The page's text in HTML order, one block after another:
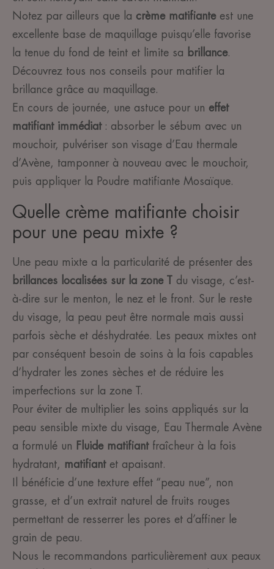
Notez par ailleurs que la crème matifianteest une
excellente base de maquillage puisqu’elle favorise
la tenue du fond de teint et limite sa brillance.
Découvrez tous nos conseils pour matifier la
brillance grâce au maquillage.
En cours de journée, une astuce pour un effet
matifiant immédiat: absorber le sébum avec un
mouchoir, pulvériser son visage d’Eau thermale
d’Avène, tamponner à nouveau avec le mouchoir,
puis appliquer la Poudre matifiante Mosaïque.
Quelle crème matifiante choisir
pour une peau mixte ?
Une peau mixte a la particularité de présenter des
brillances localisées sur la zone T
du visage, c’est-
à-dire sur le menton, le nez et le front. Sur le reste
du visage, la peau peut être normale mais aussi
parfois sèche et déshydratée. Les peaux mixtes ont
par conséquent besoin de soins à la fois capables
d’hydrater les zones sèches et de réduire les
imperfections sur la zone T.
Pour éviter de multiplier les soins appliqués sur la
peau sensible mixte du visage, Eau Thermale Avène
a formulé un
Fluide matifiantfraîcheur à la fois
hydratant, matifiant et apaisant.
Il bénéficie d’une texture effet “peau nue”, non
grasse, et d’un extrait naturel de fruits rouges
permettant de resserrer les pores et d’affiner le
grain de peau.
Nous le recommandons particulièrement aux peaux